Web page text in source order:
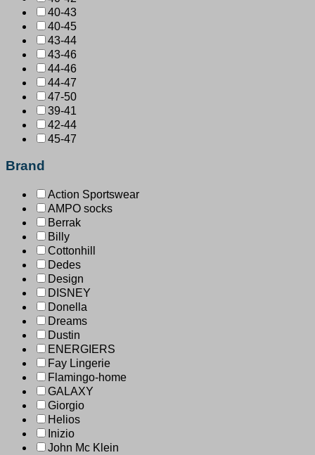
40-43
40-45
43-44
43-46
44-46
44-47
47-50
39-41
42-44
45-47
Brand
Action Sportswear
AMPO socks
Berrak
Billy
Cottonhill
Dedes
Design
DISNEY
Donella
Dreams
Dustin
ENERGIERS
Fay Lingerie
Flamingo-home
GALAXY
Giorgio
Helios
Inizio
John Mc Klein